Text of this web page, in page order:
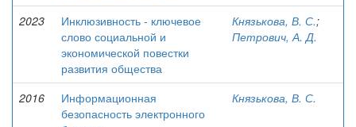
2023
Инклюзивность - ключевое
слово социальной и
экономической повестки
развития общества
Князькова, В. С.;
Петрович, А. Д.
2016
Информационная
безопасность электронного
Князькова, В. С.